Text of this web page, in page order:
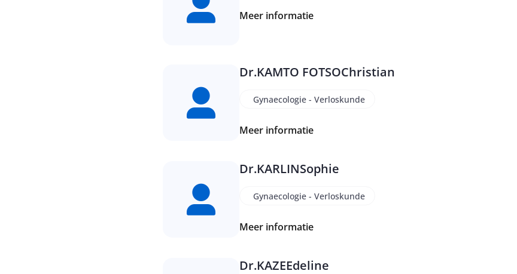
Meer informatie
Dr.KAMTO FOTSOChristian
Gynaecologie - Verloskunde
Meer informatie
Dr.KARLINSophie
Gynaecologie - Verloskunde
Meer informatie
Dr.KAZEEdeline